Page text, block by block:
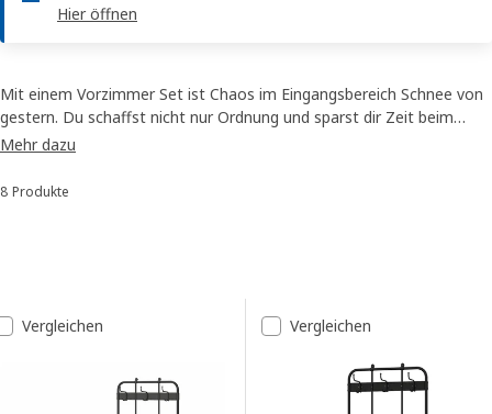
Hier öffnen
Mit einem Vorzimmer Set ist Chaos im Eingangsbereich Schnee von
gestern. Du schaffst nicht nur Ordnung und sparst dir Zeit beim
Suchen deiner Sachen. Dank eines Vorzimmer Sets bringst du auch
Mehr dazu
Sortieren und Filtern
8 Produkte
Liste der Ergebnisse
Vergleichen Vergleichen